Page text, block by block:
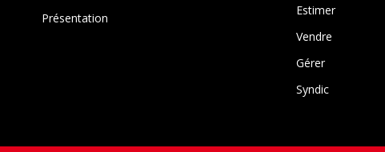
Présentation
Estimer
Vendre
Gérer
Syndic